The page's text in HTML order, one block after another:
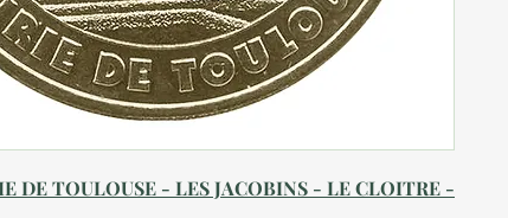
DE TOULOUSE - LES JACOBINS - LE CLOITRE -